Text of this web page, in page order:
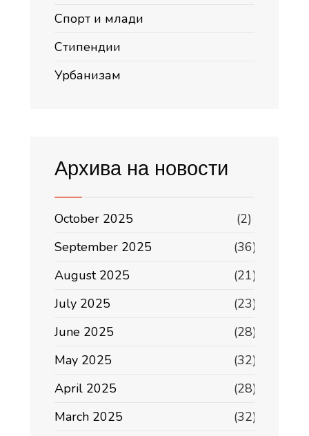
Спорт и млади
Стипендии
Урбанизам
Архива на новости
October 2025
(2)
September 2025
(36)
August 2025
(21)
July 2025
(23)
June 2025
(28)
May 2025
(32)
April 2025
(28)
March 2025
(32)